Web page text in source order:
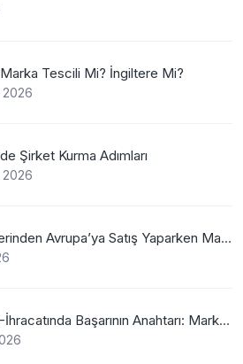
Tescili Mi? İngiltere Mi?
2026
Şirket Kurma Adımları
2026
Amazon Üzerinden Avrupa’ya Satış Yaparken Marka Tescilinin Önemi
İngiltere E-İhracatında Başarının Anahtarı: Marka Tescili